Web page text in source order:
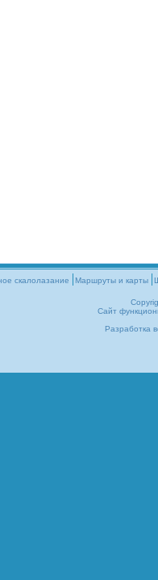
скалолазание Маршруты и карты
Сайт
Разработка